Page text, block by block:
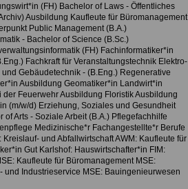
(FH) Bachelor of Laws - Öffentliches
Ausbildung Kaufleute für Büromanagement
Public Management (B.A.)
- Bachelor of Science (B.Sc.)
(FH) Fachinformatiker*in
Fachkraft für Veranstaltungstechnik Elektro-
Gebäudetechnik - (B.Eng.) Regenerative
Ausbildung Geomatiker*in Landwirt*in
Feuerwehr Ausbildung Floristik Ausbildung
(m/w/d) Erziehung, Soziales und Gesundheit
Arts - Soziale Arbeit (B.A.) Pflegefachhilfe
Medizinische*r Fachangestellte*r Berufe
und Abfallwirtschaft AWM: Kaufleute für
Gut Karlshof: Hauswirtschafter*in FIM:
Kaufleute für Büromanagement MSE:
und Industrieservice MSE: Bauingenieurwesen